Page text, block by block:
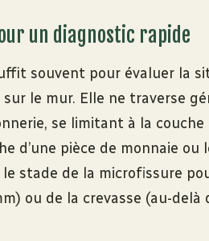
un diagnostic rapide
souvent pour évaluer la
le mur. Elle ne traverse
se limitant à la
d’une pièce de monnaie ou
stade de la microfissure
ou de la crevasse (au-delà